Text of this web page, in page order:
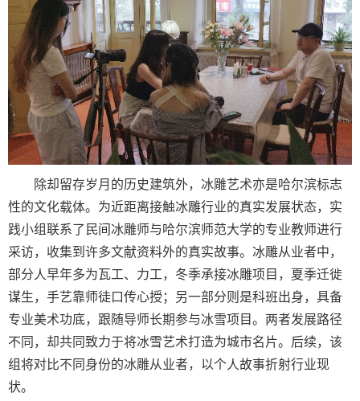
除却留存岁月的历史建筑外，冰雕艺术亦是哈尔滨标志
性的文化载体。为近距离接触冰雕行业的真实发展状态，实
践小组联系了民间冰雕师与哈尔滨师范大学的专业教师进行
采访，收集到许多文献资料外的真实故事。冰雕从业者中，
部分人早年多为瓦工、力工，冬季承接冰雕项目，夏季迁徙
谋生，手艺靠师徒口传心授；另一部分则是科班出身，具备
专业美术功底，跟随导师长期参与冰雪项目。两者发展路径
不同，却共同致力于将冰雪艺术打造为城市名片。后续，该
组将对比不同身份的冰雕从业者，以个人故事折射行业现
状。